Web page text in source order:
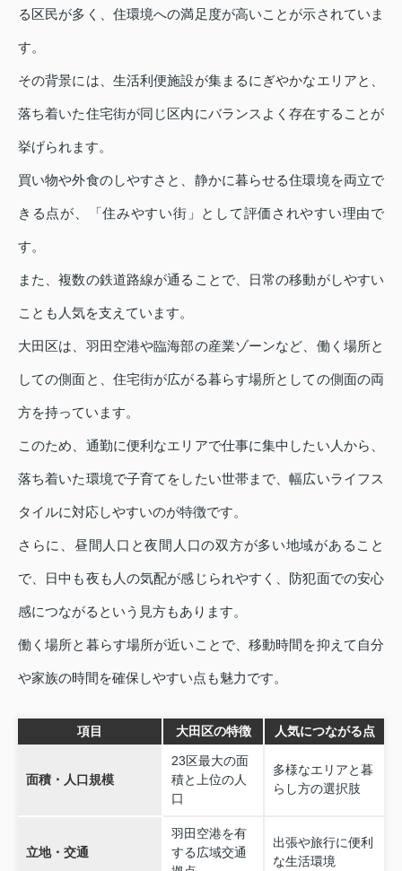
る区民が多く、住環境への満足度が高いことが示されていま
す。
その背景には、生活利便施設が集まるにぎやかなエリアと、
落ち着いた住宅街が同じ区内にバランスよく存在することが
挙げられます。
買い物や外食のしやすさと、静かに暮らせる住環境を両立で
きる点が、「住みやすい街」として評価されやすい理由で
す。
また、複数の鉄道路線が通ることで、日常の移動がしやすい
ことも人気を支えています。
大田区は、羽田空港や臨海部の産業ゾーンなど、働く場所と
しての側面と、住宅街が広がる暮らす場所としての側面の両
方を持っています。
このため、通勤に便利なエリアで仕事に集中したい人から、
落ち着いた環境で子育てをしたい世帯まで、幅広いライフス
タイルに対応しやすいのが特徴です。
さらに、昼間人口と夜間人口の双方が多い地域があること
で、日中も夜も人の気配が感じられやすく、防犯面での安心
感につながるという見方もあります。
働く場所と暮らす場所が近いことで、移動時間を抑えて自分
や家族の時間を確保しやすい点も魅力です。
項目 大田区の特徴 人気につながる点
面積・人口規模
23区最大の面
積と上位の人
口
多様なエリアと暮
らし方の選択肢
立地・交通
羽田空港を有
する広域交通
出張や旅行に便利
な生活環境